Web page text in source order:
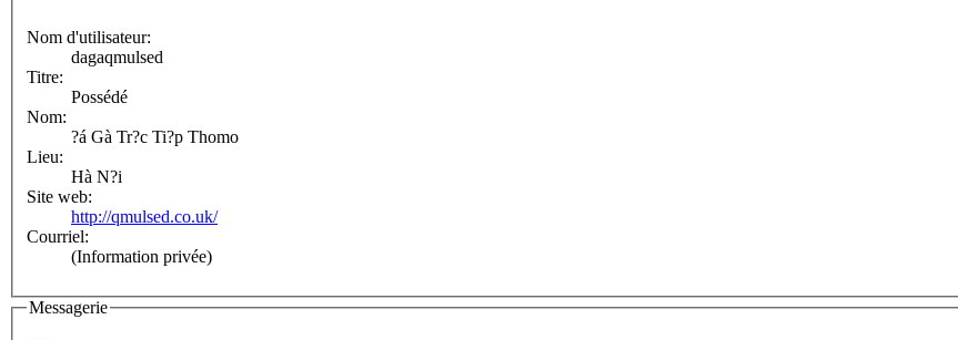
Nom d'utilisateur:
dagaqmulsed
Titre:
Possédé
Nom:
?á Gà Tr?c Ti?p Thomo
Lieu:
Hà N?i
Site web:
http://qmulsed.co.uk/
Courriel:
(Information privée)
Messagerie